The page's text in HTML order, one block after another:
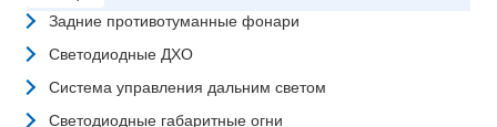
Задние противотуманные фонари
Светодиодные ДХО
Система управления дальним светом
Светодиодные габаритные огни